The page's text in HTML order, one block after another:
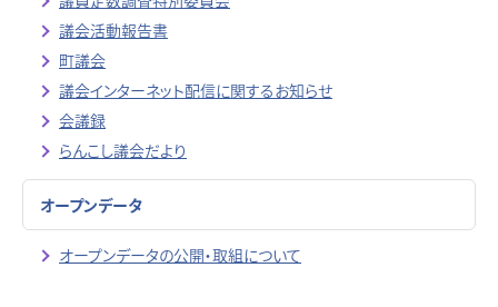
議会活動報告書
町議会
議会インターネット配信に関するお知らせ
会議録
らんこし議会だより
オープンデータ
オープンデータの公開・取組について